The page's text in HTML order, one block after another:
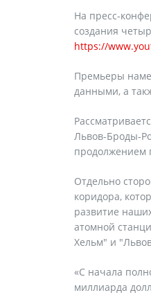
На пресс-
создания
https://
Премьеры
данными, а
Львов-Броды-
продолжением
Отдельно
коридора,
развитие
атомной
Хельм" и
«С начала
миллиарда